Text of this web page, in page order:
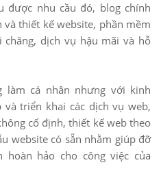
được nhu cầu đó, blog chính
thiết kế website, phần mềm
dịch vụ hậu mãi và hỗ
làm cá nhân nhưng với kinh
triển khai các dịch vụ web,
cố định, thiết kế web theo
website có sẵn nhằm giúp đỡ
hoàn hảo cho công việc của